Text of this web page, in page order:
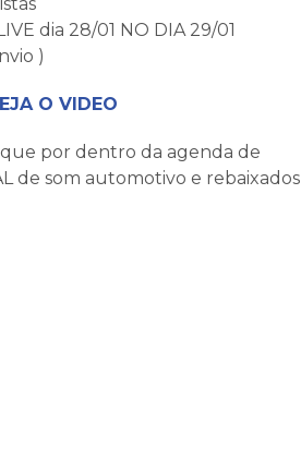
dia 28/01 NO DIA 29/01
)
O VIDEO
por dentro da agenda de
de som automotivo e rebaixados